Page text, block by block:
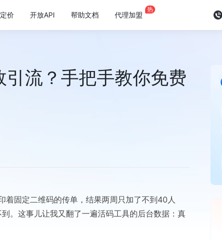
价 开放API 帮助文档 代理加盟
热
流？手把手教你免费
固定二维码的传单，结果两周只加了不到40人
。这事儿让我又翻了一遍活码工具的后台数据：真